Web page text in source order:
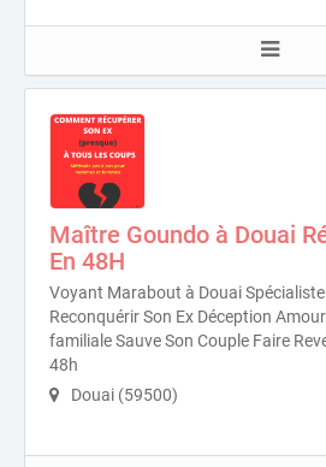
Maître Goundo à Douai
En 48H
Voyant Marabout à Douai
Reconquérir Son Ex Déception
familiale Sauve Son Couple Faire
48h
Douai (59500)